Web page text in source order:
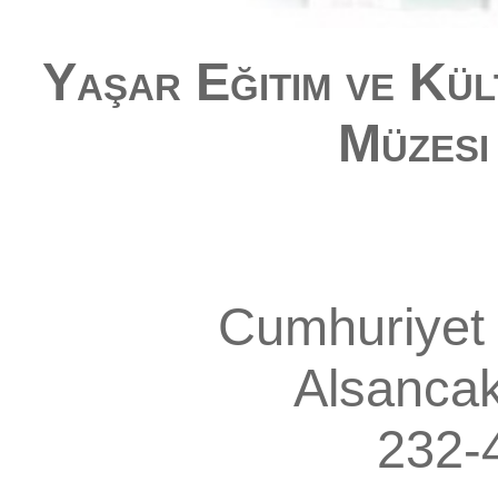
Yaşar Eğitim ve
Cumhuriyet
232-